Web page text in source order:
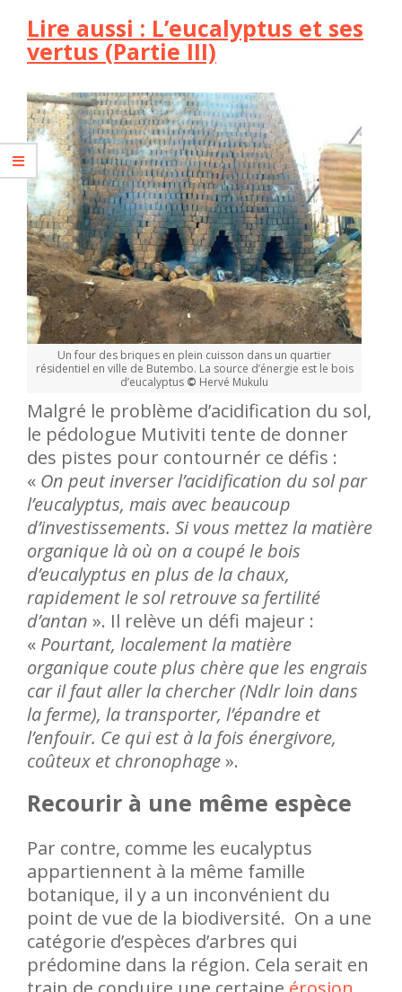
Lire aussi : L’eucalyptus et ses
vertus (Partie III)
Un four des briques en plein cuisson dans un quartier
résidentiel en ville de Butembo. La source d’énergie est le bois
d’eucalyptus © Hervé Mukulu
Malgré le problème d’acidification du sol,
le pédologue Mutiviti tente de donner
des pistes pour contournér ce défis :
« On peut inverser l’acidification du sol par
l’eucalyptus, mais avec beaucoup
d’investissements. Si vous mettez la matière
organique là où on a coupé le bois
d’eucalyptus en plus de la chaux,
rapidement le sol retrouve sa fertilité
d’antan ». Il relève un défi majeur :
« Pourtant, localement la matière
organique coute plus chère que les engrais
car il faut aller la chercher (Ndlr loin dans
la ferme), la transporter, l’épandre et
l’enfouir. Ce qui est à la fois énergivore,
coûteux et chronophage».
Recourir à une même espèce
Par contre, comme les eucalyptus
appartiennent à la même famille
botanique, il y a un inconvénient du
point de vue de la biodiversité. On a une
catégorie d’espèces d’arbres qui
prédomine dans la région. Cela serait en